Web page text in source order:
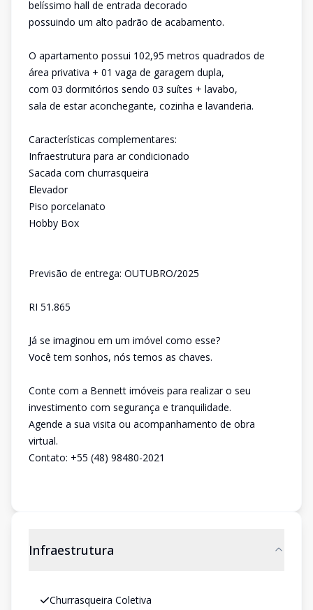
belíssimo hall de entrada decorado
possuindo um alto padrão de acabamento.
O apartamento possui 102,95 metros quadrados de
área privativa + 01 vaga de garagem dupla,
com 03 dormitórios sendo 03 suítes + lavabo,
sala de estar aconchegante, cozinha e lavanderia.
Características complementares:
Infraestrutura para ar condicionado
Sacada com churrasqueira
Elevador
Piso porcelanato
Hobby Box
Previsão de entrega: OUTUBRO/2025
RI 51.865
Já se imaginou em um imóvel como esse?
Você tem sonhos, nós temos as chaves.
Conte com a Bennett imóveis para realizar o seu
investimento com segurança e tranquilidade.
Agende a sua visita ou acompanhamento de obra
virtual.
Contato: +55 (48) 98480-2021
Infraestrutura
Churrasqueira Coletiva